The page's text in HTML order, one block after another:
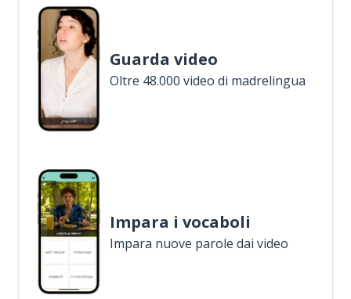
Guarda video
Oltre 48.000 video di madrelingua
Impara i vocaboli
Impara nuove parole dai video